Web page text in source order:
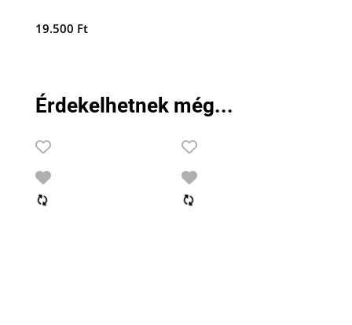
19.500 Ft
Érdekelhetnek még...